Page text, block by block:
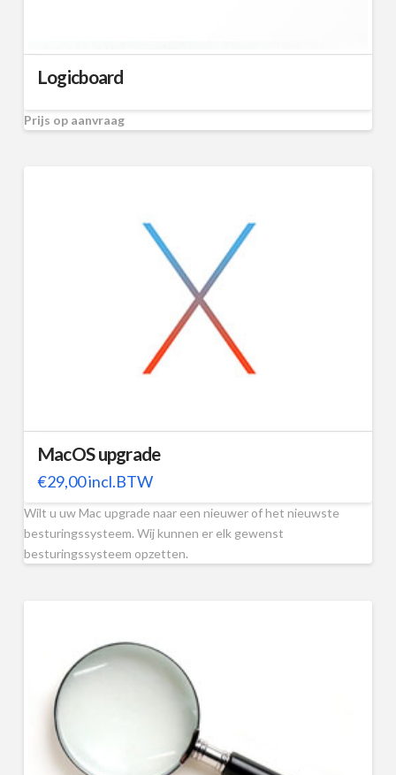
Logicboard
Prijs op aanvraag
MacOS upgrade
€29,00incl.BTW
Wilt u uw Mac upgrade naar een nieuwer of het nieuwste
besturingssysteem. Wij kunnen er elk gewenst
besturingssysteem opzetten.